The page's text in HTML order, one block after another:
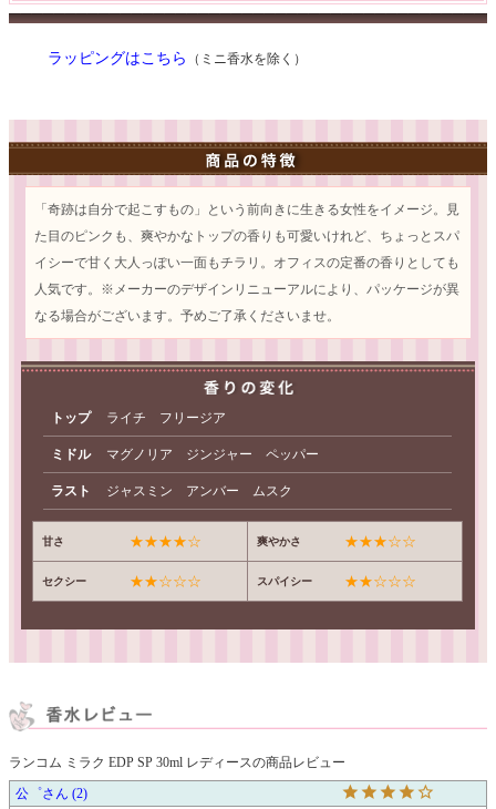
ラッピングはこちら （ミニ香水を除く）
「奇跡は自分で起こすもの」という前向きに生きる女性をイメージ。見
た目のピンクも、爽やかなトップの香りも可愛いけれど、ちょっとスパ
イシーで甘く大人っぽい一面もチラリ。オフィスの定番の香りとしても
人気です。※メーカーのデザインリニューアルにより、パッケージが異
なる場合がございます。予めご了承くださいませ。
トップ ライチ フリージア
ミドル マグノリア ジンジャー ペッパー
ラスト ジャスミン アンバー ムスク
甘さ ★★★★☆ 爽やかさ ★★★☆☆
セクシー ★★☆☆☆ スパイシー ★★☆☆☆
ランコム ミラク EDP SP 30ml レディースの商品レビュー
公゜
2